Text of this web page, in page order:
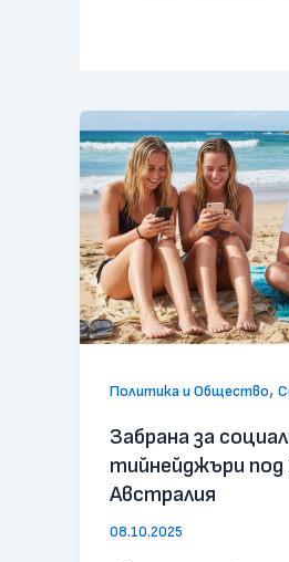
Политика и Общество,
Забрана за
тийнейджъри под
Австралия
08.10.2025